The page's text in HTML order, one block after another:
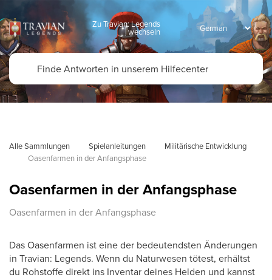
Zu Travian: Legends
wechseln
Alle Sammlungen Spielanleitungen
Militärische Entwicklung
Oasenfarmen in der Anfangsphase
Oasenfarmen in der Anfangsphase
Oasenfarmen in der Anfangsphase
Das Oasenfarmen ist eine der bedeutendsten Änderungen
in Travian: Legends. Wenn du Naturwesen tötest, erhältst
du Rohstoffe direkt ins Inventar deines Helden und kannst